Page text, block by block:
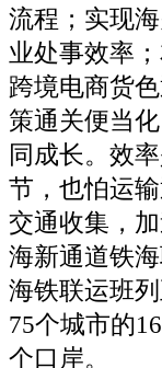
流程；实现
业处事效率
跨境电商货
策通关便当
同成长。效
节，也怕运
交通收集，
海新通道铁
海铁联运班
75个城市的
个口岸。